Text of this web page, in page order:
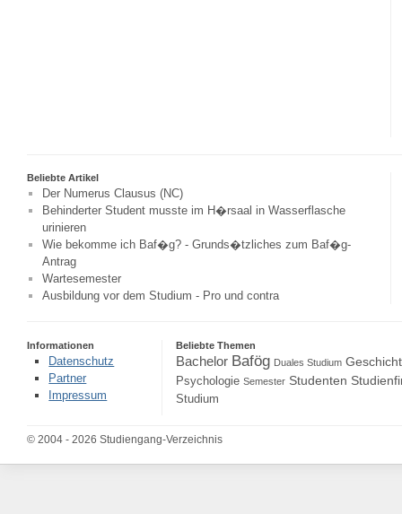
Beliebte Artikel
Der Numerus Clausus (NC)
Behinderter Student musste im H�rsaal in Wasserflasche
urinieren
Wie bekomme ich Baf�g? - Grunds�tzliches zum Baf�g-
Antrag
Wartesemester
Ausbildung vor dem Studium - Pro und contra
Informationen
Datenschutz
Partner
Impressum
Beliebte Themen
Bachelor Bafög Duales Studium
Psychologie Semester Studenten
Studium
© 2004 - 2026 Studiengang-Verzeichnis